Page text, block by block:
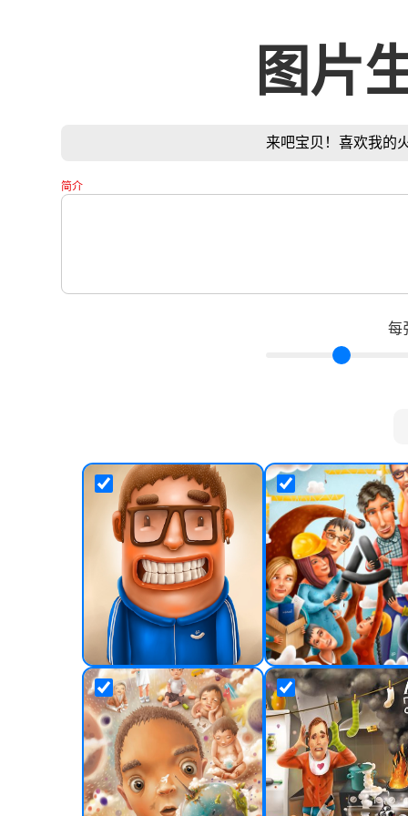
图片
来吧宝贝！喜欢我的
简介
每